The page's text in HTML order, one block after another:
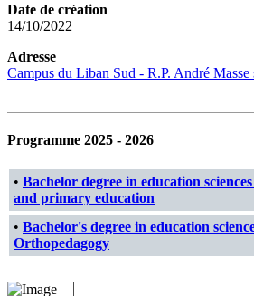
Date de création
14/10/2022
Adresse
Campus du Liban Sud - R.P. André Masse
Programme 2025 - 2026
• Bachelor degree in education
and primary education
• Bachelor's degree in education
Orthopedagogy